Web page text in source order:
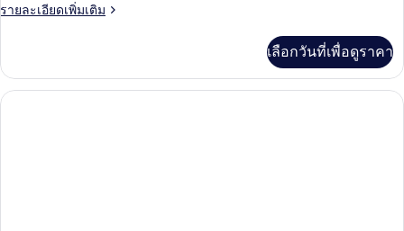
รายละเอียดเพิ่มเติม
ราย
เกี่ยว
กับ
ห้อง
เลือกวันที่เพื่อดูราคา